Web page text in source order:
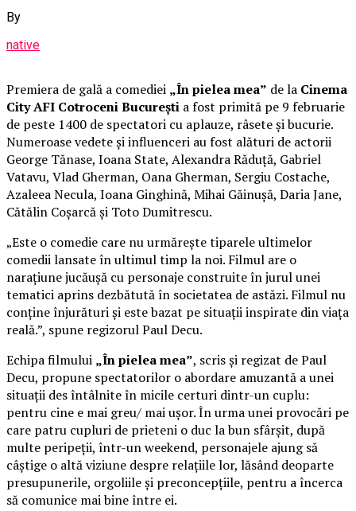
By
native
Premiera de gală a comediei „În pielea mea” de la Cinema
City AFI Cotroceni București a fost primită pe 9 februarie
de peste 1400 de spectatori cu aplauze, râsete și bucurie.
Numeroase vedete și influenceri au fost alături de actorii
George Tănase, Ioana State, Alexandra Răduță, Gabriel
Vatavu, Vlad Gherman, Oana Gherman, Sergiu Costache,
Azaleea Necula, Ioana Ginghină, Mihai Găinușă, Daria Jane,
Cătălin Coșarcă și Toto Dumitrescu.
„Este o comedie care nu urmărește tiparele ultimelor
comedii lansate în ultimul timp la noi. Filmul are o
narațiune jucăușă cu personaje construite în jurul unei
tematici aprins dezbătută în societatea de astăzi. Filmul nu
conține înjurături și este bazat pe situații inspirate din viața
reală.”, spune regizorul Paul Decu.
Echipa filmului „În pielea mea”, scris și regizat de Paul
Decu, propune spectatorilor o abordare amuzantă a unei
situații des întâlnite în micile certuri dintr-un cuplu:
pentru cine e mai greu/ mai ușor. În urma unei provocări pe
care patru cupluri de prieteni o duc la bun sfârșit, după
multe peripeții, într-un weekend, personajele ajung să
câștige o altă viziune despre relațiile lor, lăsând deoparte
presupunerile, orgoliile și preconcepțiile, pentru a încerca
să comunice mai bine între ei.